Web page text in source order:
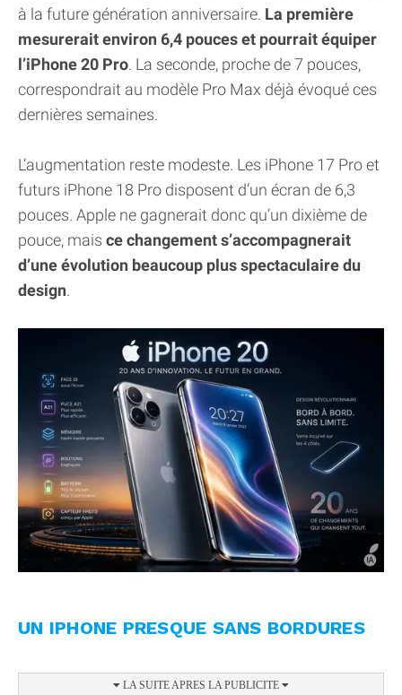
à la future génération anniversaire. La première
mesurerait environ 6,4 pouces et pourrait équiper
l’iPhone 20 Pro. La seconde, proche de 7 pouces,
correspondrait au modèle Pro Max déjà évoqué ces
dernières semaines.
L’augmentation reste modeste. Les iPhone 17 Pro et
futurs iPhone 18 Pro disposent d’un écran de 6,3
pouces. Apple ne gagnerait donc qu’un dixième de
pouce, mais ce changement s’accompagnerait
d’une évolution beaucoup plus spectaculaire du
design.
UN IPHONE PRESQUE SANS BORDURES